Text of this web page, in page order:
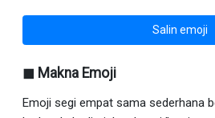
Salin emoji
◼ Makna Emoji
Emoji segi empat sama sederhana